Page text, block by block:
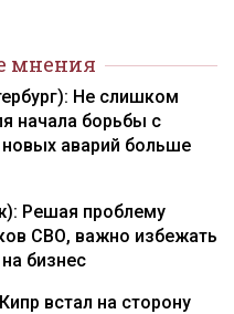
мнения
Не слишком
начала борьбы с
аварий больше
Решая проблему
СВО, важно избежать
бизнес
встал на сторону